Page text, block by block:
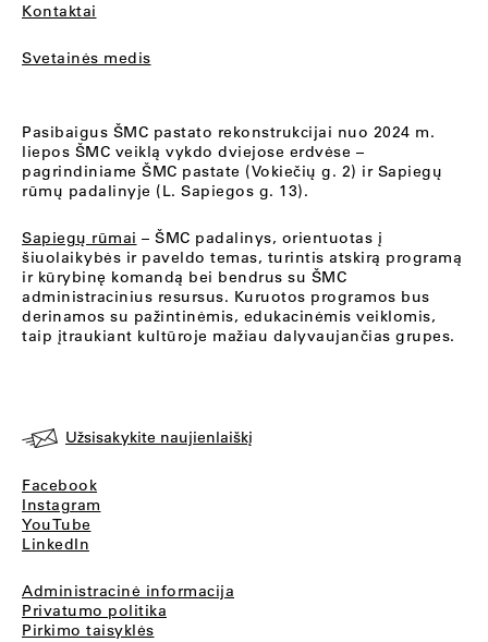
Kontaktai
Svetainės medis
Pasibaigus ŠMC pastato rekonstrukcijai nuo 2024 m.
liepos ŠMC veiklą vykdo dviejose erdvėse –
pagrindiniame ŠMC pastate (Vokiečių g. 2) ir Sapiegų
rūmų padalinyje (L. Sapiegos g. 13).
Sapiegų rūmai – ŠMC padalinys, orientuotas į
šiuolaikybės ir paveldo temas, turintis atskirą programą
ir kūrybinę komandą bei bendrus su ŠMC
administracinius resursus. Kuruotos programos bus
derinamos su pažintinėmis, edukacinėmis veiklomis,
taip įtraukiant kultūroje mažiau dalyvaujančias grupes.
Užsisakykite naujienlaiškį
Facebook
Instagram
YouTube
LinkedIn
Administracinė informacija
Privatumo politika
Pirkimo taisyklės